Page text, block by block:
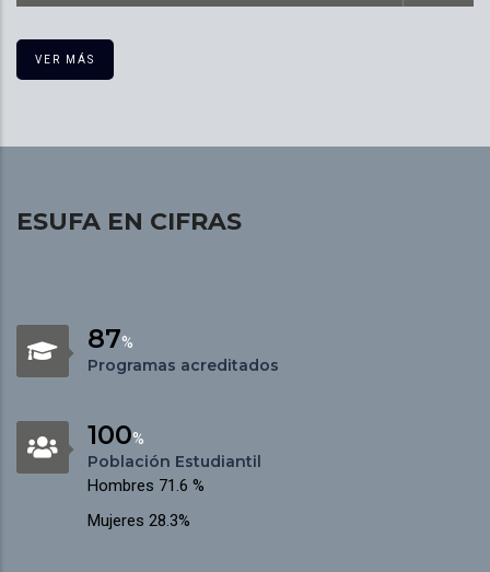
VER MÁS
ESUFA EN CIFRAS
87%
Programas acreditados
100%
Población Estudiantil
Hombres 71.6 %
Mujeres 28.3%